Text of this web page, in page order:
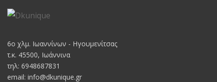
6o χλμ. Ιωαννίνων - Ηγουμενίτσας
τ.κ. 45500, Ιωάννινα
τηλ: 6948687831
email: info@dkunique.gr